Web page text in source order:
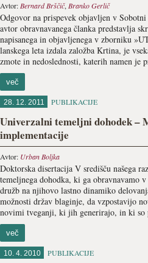
Avtor: Bernard Brščič, Branko Gerlič
Odgovor na prispevek objavljen v
avtor obravnavanega članka predstavlja
napisanega in objavljenega v zborniku
lanskega leta izdala založba Krtina, je
zmote in nedoslednosti, katerih namen je
več
28. 12. 2011 PUBLIKACIJE
Univerzalni temeljni dohodek –
implementacije
Avtor: Urban Boljka
Doktorska disertacija V središču našega
temeljnega dohodka, ki ga obravnavamo
družb na njihovo lastno dinamiko
možnosti držav blaginje, da vzpostavijo
novimi tveganji, ki jih generirajo, in ki so
več
10. 4. 2010 PUBLIKACIJE